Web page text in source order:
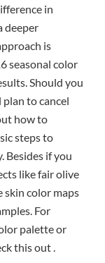
in
deeper
is
seasonal color
Should you
to cancel
how to
steps to
Besides if you
like fair olive
skin color maps
For
palette or
this out .